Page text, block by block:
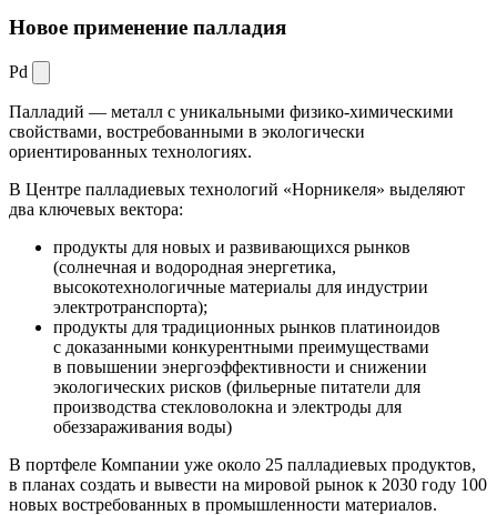
Новое применение палладия
Pd
Палладий — металл с уникальными физико-химическими
свойствами, востребованными в экологически
ориентированных технологиях.
В Центре палладиевых технологий «Норникеля» выделяют
два ключевых вектора:
продукты для новых и развивающихся рынков
(солнечная и водородная энергетика,
высокотехнологичные материалы для индустрии
электротранспорта);
продукты для традиционных рынков платиноидов
с доказанными конкурентными преимуществами
в повышении энергоэффективности и снижении
экологических рисков (фильерные питатели для
производства стекловолокна и электроды для
обеззараживания воды)
В портфеле Компании уже около 25 палладиевых продуктов,
в планах создать и вывести на мировой рынок к 2030 году 100
новых востребованных в промышленности материалов.